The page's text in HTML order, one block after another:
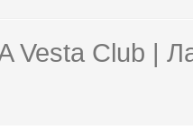
Vesta Club |